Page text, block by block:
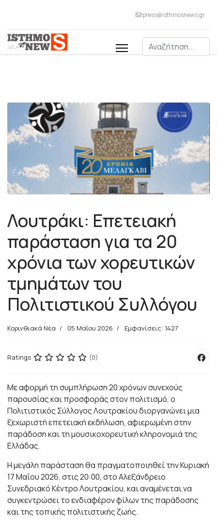
press@isthmosnews.gr
Αναζήτηση
Λουτράκι: Επετειακή
παράσταση για τα 20
χρόνια των χορευτικών
τμημάτων του
Πολιτιστικού Συλλόγου
Κορινθιακά Νέα 05 Μαΐου 2026 Εμφανίσεις: 1427
Ratings (0)
Με αφορμή τη συμπλήρωση 20 χρόνων συνεχούς
παρουσίας και προσφοράς στον πολιτισμό, ο
Πολιτιστικός Σύλλογος Λουτρακίου διοργανώνει μια
ξεχωριστή επετειακή εκδήλωση, αφιερωμένη στην
παράδοση και τη μουσικοχορευτική κληρονομιά της
Ελλάδας.
Η μεγάλη παράσταση θα πραγματοποιηθεί την Κυριακή
17 Μαΐου 2026, στις 20:00, στο Αλεξάνδρειο
Συνεδριακό Κέντρο Λουτρακίου, και αναμένεται να
συγκεντρώσει το ενδιαφέρον φίλων της παράδοσης
και της τοπικής πολιτιστικής ζωής.